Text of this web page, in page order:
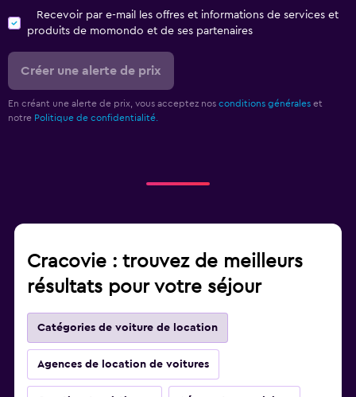
Recevoir par e-mail les offres et informations de services et
produits de momondo et de ses partenaires
Créer une alerte de prix
En créant une alerte de prix, vous acceptez nos conditions générales et
notre Politique de confidentialité.
Cracovie : trouvez de meilleurs
résultats pour votre séjour
Catégories de voiture de location
Agences de location de voitures